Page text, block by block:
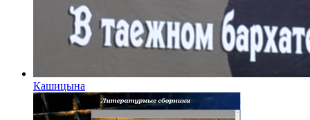
Кашицына